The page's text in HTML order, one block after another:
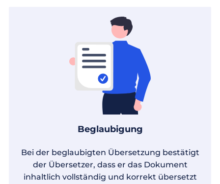
Beglaubigung
Bei der beglaubigten Übersetzung bestätigt
der Übersetzer, dass er das Dokument
inhaltlich vollständig und korrekt übersetzt